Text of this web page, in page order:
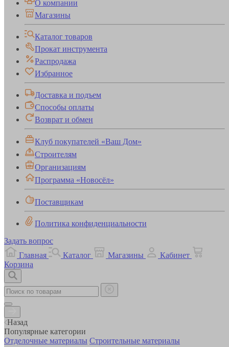
О компании
Магазины
Каталог товаров
Прокат инструмента
Распродажа
Избранное
Доставка и подъем
Способы оплаты
Возврат и обмен
Клуб покупателей «Ваш Дом»
Строителям
Организациям
Программа «Новосёл»
Поставщикам
Политика конфиденциальности
Задать вопрос
Главная
Каталог Магазины
Кабинет
Корзина
Назад
Популярные категории
Отделочные материалы Строительные материалы